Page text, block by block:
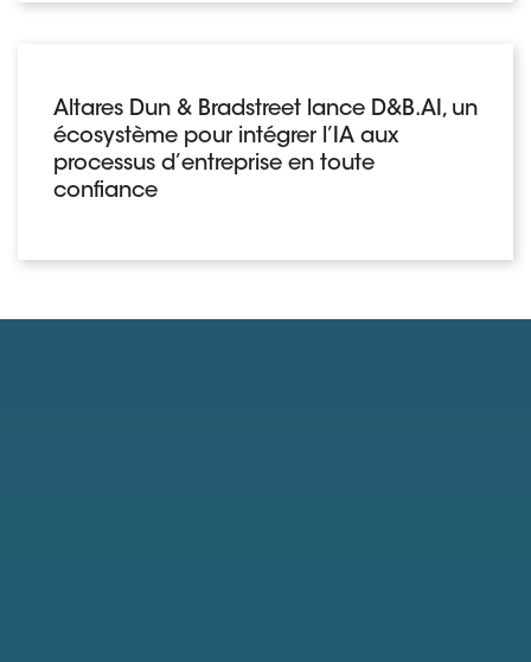
Altares Dun & Bradstreet lance D&B.AI, un
écosystème pour intégrer l’IA aux
processus d’entreprise en toute
confiance